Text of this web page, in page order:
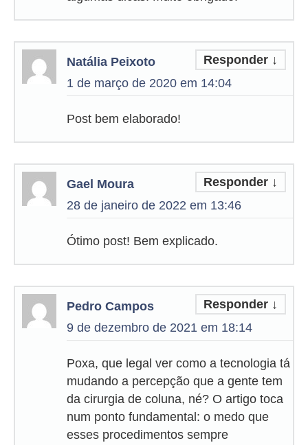
Natália Peixoto
1 de março de 2020 em 14:04
Responder ↓
Post bem elaborado!
Gael Moura
28 de janeiro de 2022 em 13:46
Responder ↓
Ótimo post! Bem explicado.
Pedro Campos
9 de dezembro de 2021 em 18:14
Responder ↓
Poxa, que legal ver como a tecnologia tá
mudando a percepção que a gente tem
da cirurgia de coluna, né? O artigo toca
num ponto fundamental: o medo que
esses procedimentos sempre